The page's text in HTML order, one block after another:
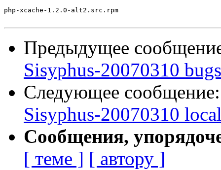
php-xcache-1.2.0-alt2.src.rpm
Предыдущее
Sisyphus-20070310
Следующее
Sisyphus-20070310
Сообщения,
[ теме ] [ автору ]